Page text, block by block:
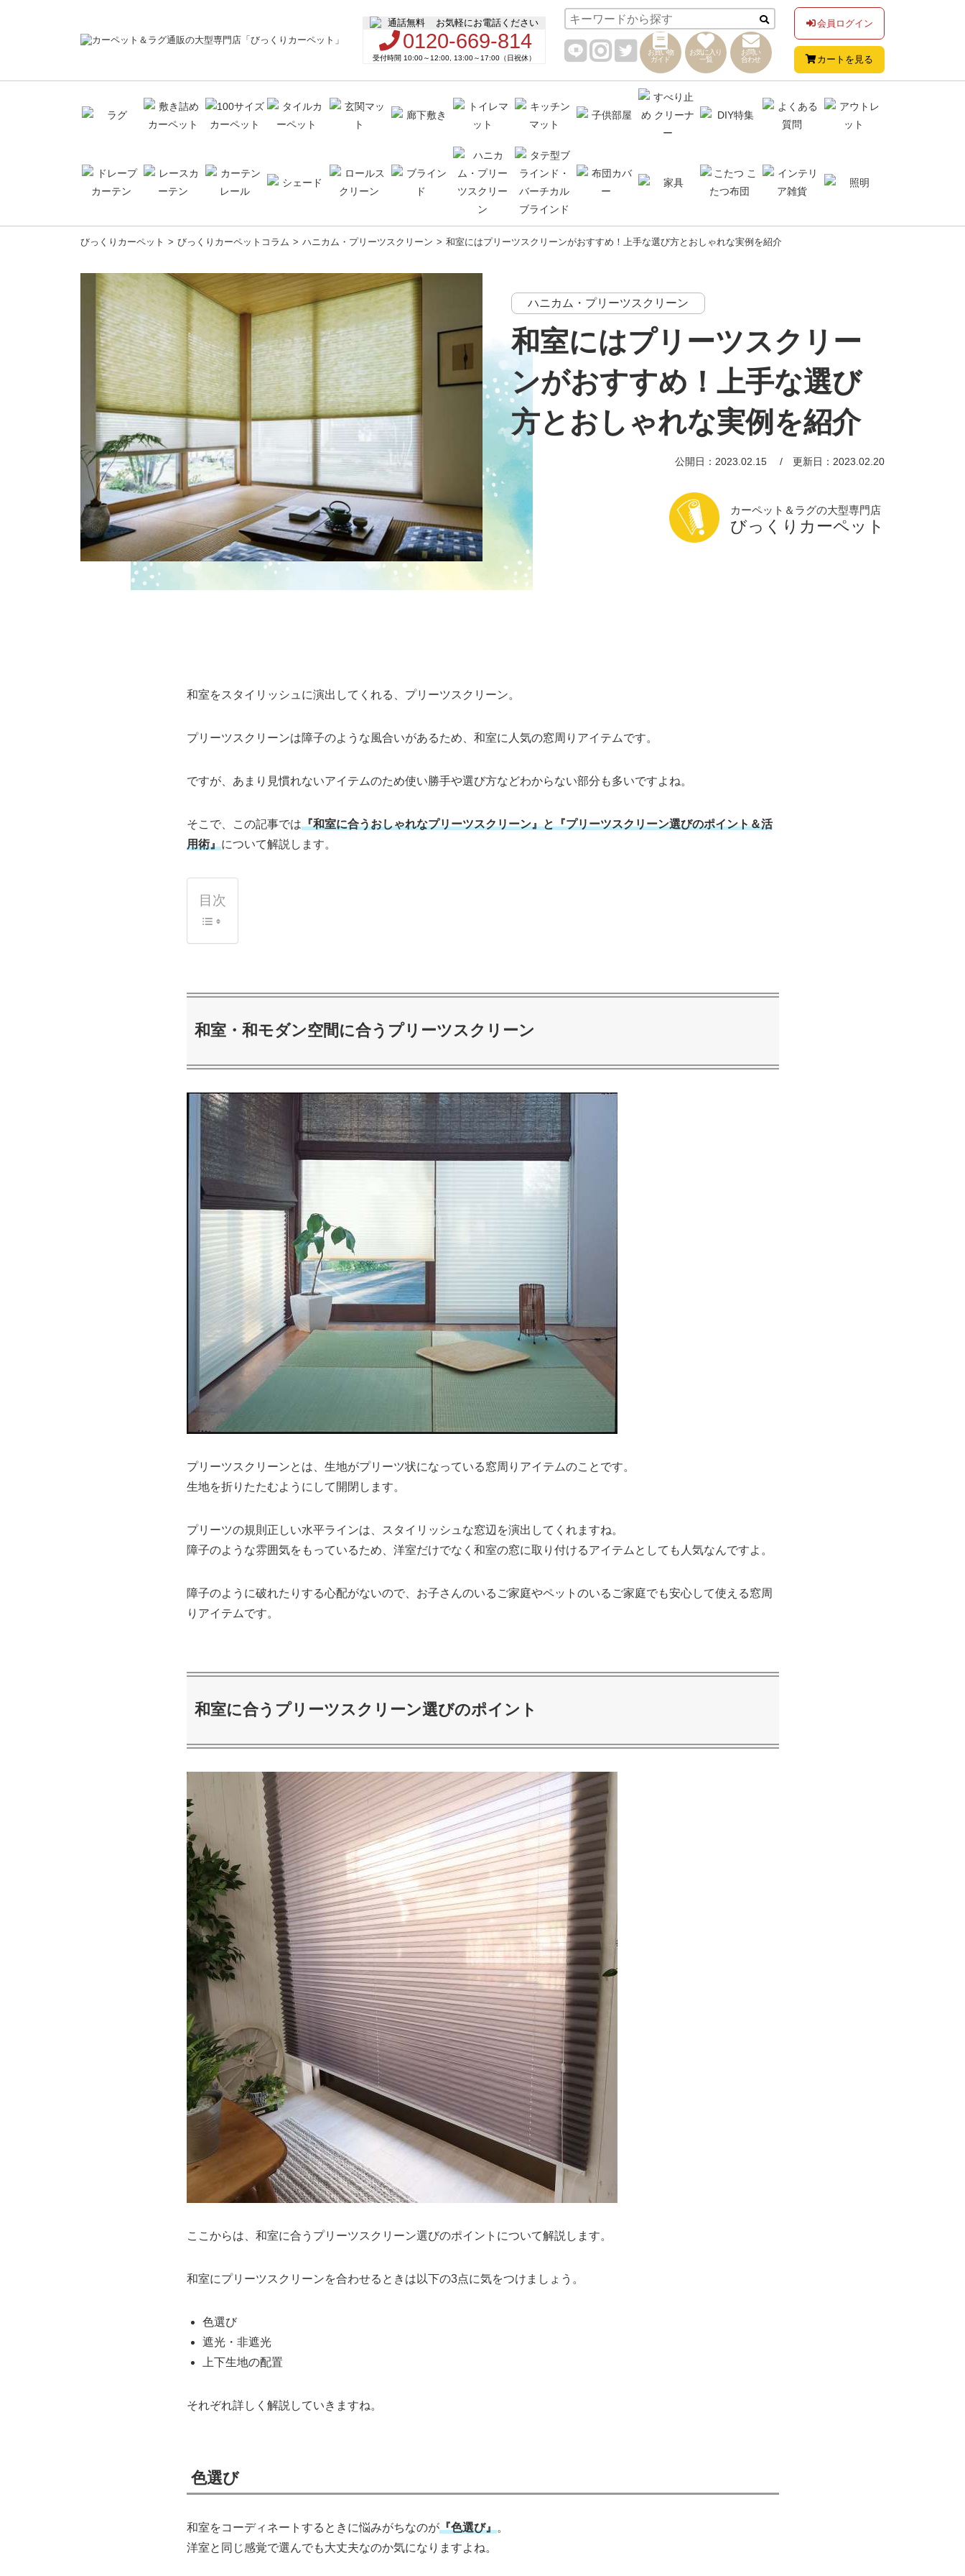
お気軽にお電話ください
0120-669-814
受付時間 10:00～12:00, 13:00～17:00（日祝休）
お買い物
ガイド
お気に入り
一覧
お問い
合わせ
会員ログイン
カートを見る
びっくりカーペット びっくりカーペットコラム ハニカム・プリーツスクリーン 和室にはプリーツスクリーンがおすすめ！上手な選び方とおしゃれな実例を紹介
ハニカム・プリーツスクリーン
和室にはプリーツスクリー
ンがおすすめ！上手な選び
方とおしゃれな実例を紹介
公開日：2023.02.15 更新日：2023.02.20
カーペット＆ラグの大型専門店
びっくりカーペット
和室をスタイリッシュに演出してくれる、プリーツスクリーン。
プリーツスクリーンは障子のような風合いがあるため、和室に人気の窓周りアイテムです。
ですが、あまり見慣れないアイテムのため使い勝手や選び方などわからない部分も多いですよね。
そこで、この記事では『和室に合うおしゃれなプリーツスクリーン』と『プリーツスクリーン選びのポイント＆活
用術』について解説します。
目次
和室・和モダン空間に合うプリーツスクリーン
プリーツスクリーンとは、生地がプリーツ状になっている窓周りアイテムのことです。
生地を折りたたむようにして開閉します。
プリーツの規則正しい水平ラインは、スタイリッシュな窓辺を演出してくれますね。
障子のような雰囲気をもっているため、洋室だけでなく和室の窓に取り付けるアイテムとしても人気なんですよ。
障子のように破れたりする心配がないので、お子さんのいるご家庭やペットのいるご家庭でも安心して使える窓周
りアイテムです。
和室に合うプリーツスクリーン選びのポイント
ここからは、和室に合うプリーツスクリーン選びのポイントについて解説します。
和室にプリーツスクリーンを合わせるときは以下の3点に気をつけましょう。
色選び
遮光・非遮光
上下生地の配置
それぞれ詳しく解説していきますね。
色選び
和室をコーディネートするときに悩みがちなのが『色選び』。
洋室と同じ感覚で選んでも大丈夫なのか気になりますよね。